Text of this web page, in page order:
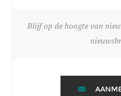
Blijf op de hoogte van